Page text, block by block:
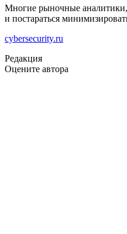
Многие рыночные аналитики,
и постараться
cybersecurity.ru
Редакция
Оцените автора